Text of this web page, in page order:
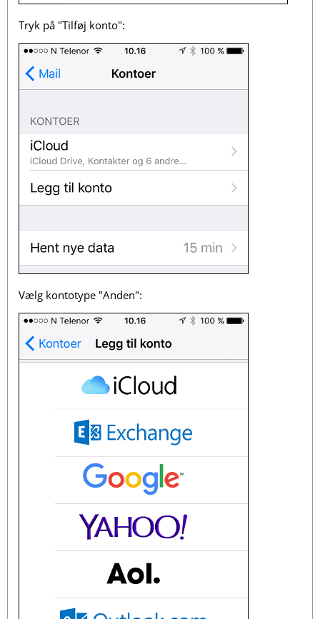
Tryk på "Tilføj konto":
Vælg kontotype "Anden":